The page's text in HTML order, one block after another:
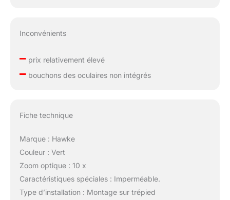
Inconvénients
–prix relativement élevé
–bouchons des oculaires non intégrés
Fiche technique
Marque : Hawke
Couleur : Vert
Zoom optique : 10 x
Caractéristiques spéciales : Imperméable.
Type d’installation : Montage sur trépied